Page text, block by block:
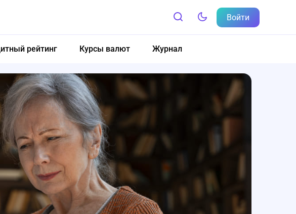
Войти
рейтинг Курсы валют Журнал